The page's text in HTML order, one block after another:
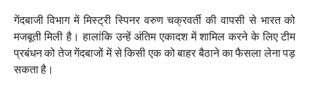
गेंदबाजी विभाग में मिस्ट्री स्पिनर वरुण चक्रवर्ती की वापसी से भारत को
मजबूती मिली है। हालांकि उन्हें अंतिम एकादश में शामिल करने के लिए टीम
प्रबंधन को तेज गेंदबाजों में से किसी एक को बाहर बैठाने का फैसला लेना पड़
सकता है।